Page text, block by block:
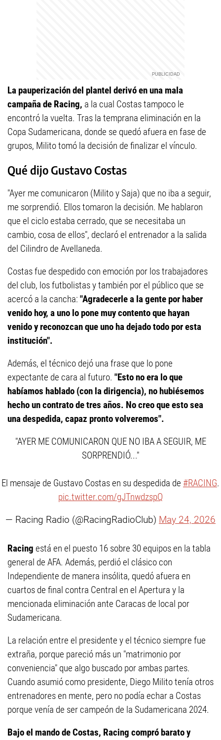
La pauperización del plantel derivó en una mala
campaña de Racing, a la cual Costas tampoco le
encontró la vuelta. Tras la temprana eliminación en la
Copa Sudamericana, donde se quedó afuera en fase de
grupos, Milito tomó la decisión de finalizar el vínculo.
Qué dijo Gustavo Costas
"Ayer me comunicaron (Milito y Saja) que no iba a seguir,
me sorprendió. Ellos tomaron la decisión. Me hablaron
que el ciclo estaba cerrado, que se necesitaba un
cambio, cosa de ellos", declaró el entrenador a la salida
del Cilindro de Avellaneda.
Costas fue despedido con emoción por los trabajadores
del club, los futbolistas y también por el público que se
acercó a la cancha: "Agradecerle a la gente por haber
venido hoy, a uno lo pone muy contento que hayan
venido y reconozcan que uno ha dejado todo por esta
institución".
Además, el técnico dejó una frase que lo pone
expectante de cara al futuro. "Esto no era lo que
habíamos hablado (con la dirigencia), no hubiésemos
hecho un contrato de tres años. No creo que esto sea
una despedida, capaz pronto volveremos".
"AYER ME COMUNICARON QUE NO IBA A SEGUIR, ME
SORPRENDIÓ..."
El mensaje de Gustavo Costas en su despedida de #RACING.
pic.twitter.com/gJTnwdzspQ
— Racing Radio (@RacingRadioClub) May 24, 2026
Racing está en el puesto 16 sobre 30 equipos en la tabla
general de AFA. Además, perdió el clásico con
Independiente de manera insólita, quedó afuera en
cuartos de final contra Central en el Apertura y la
mencionada eliminación ante Caracas de local por
Sudamericana.
La relación entre el presidente y el técnico siempre fue
extraña, porque pareció más un "matrimonio por
conveniencia" que algo buscado por ambas partes.
Cuando asumió como presidente, Diego Milito tenía otros
entrenadores en mente, pero no podía echar a Costas
porque venía de ser campeón de la Sudamericana 2024.
Bajo el mando de Costas, Racing compró barato y